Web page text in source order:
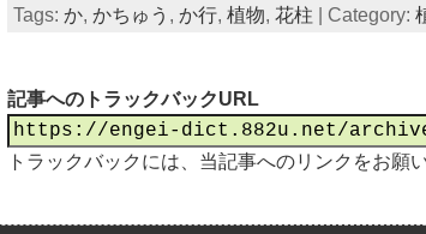
Tags: か, かちゅう , か行, 植物, 花柱 | Category:
記事へのトラックバックURL
トラックバックには、当記事へのリンクをお願